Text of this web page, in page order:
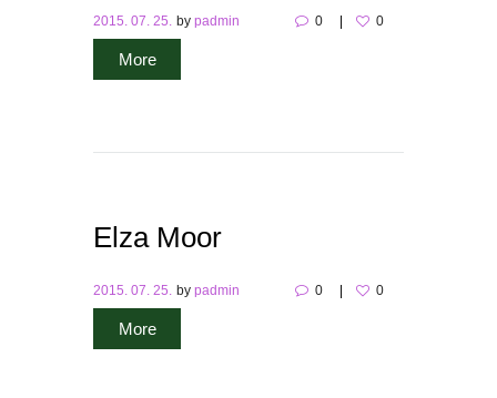
2015. 07. 25. bypadmin 0 0
More
Elza Moor
2015. 07. 25. bypadmin 0 0
More